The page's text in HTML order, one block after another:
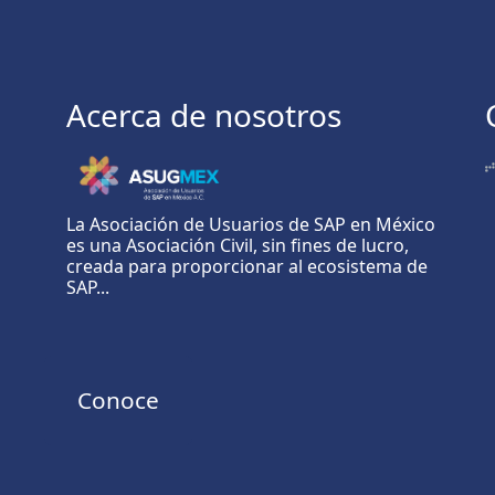
Acerca de nosotros
La Asociación de Usuarios de SAP en México
es una Asociación Civil, sin fines de lucro,
creada para proporcionar al ecosistema de
SAP...
Conoce